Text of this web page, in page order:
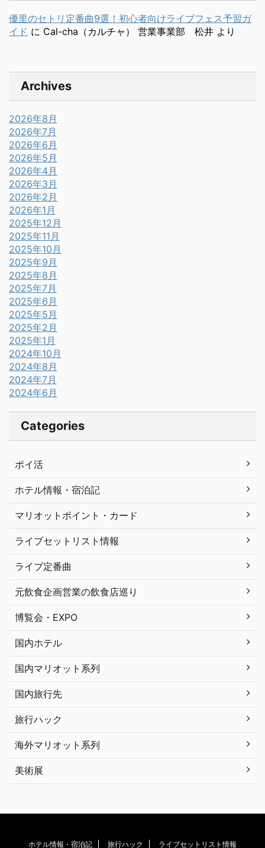
優里のセトリ定番曲9選！初心者向けライブフェス予習ガ
イド に Cal-cha（カルチャ） 営業事業部 松井 より
Archives
2026年8月
2026年7月
2026年6月
2026年5月
2026年4月
2026年3月
2026年2月
2026年1月
2025年12月
2025年11月
2025年10月
2025年9月
2025年8月
2025年7月
2025年6月
2025年5月
2025年2月
2025年1月
2024年10月
2024年8月
2024年7月
2024年6月
Categories
ポイ活
ホテル情報・宿泊記
マリオットポイント・カード
ライブセットリスト情報
ライブ定番曲
元飲食企画営業の飲食店巡り
博覧会・EXPO
国内ホテル
国内マリオット系列
国内旅行先
旅行ハック
海外マリオット系列
美術展
ホテル情報・宿泊記 旅行ハック ライブセットリスト情報